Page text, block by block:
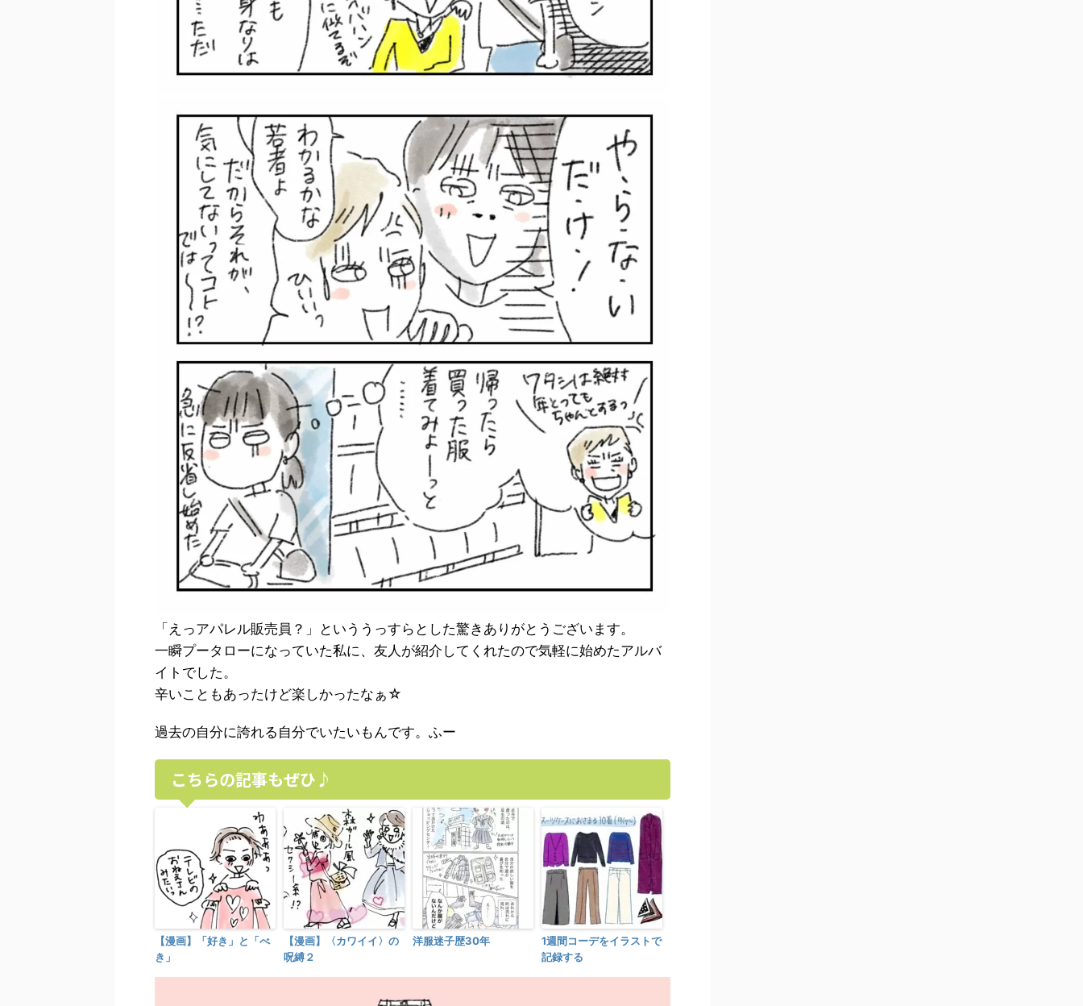
「えっアパレル販売員？」といううっすらとした驚きありがとうございます。
一瞬プータローになっていた私に、友人が紹介してくれたので気軽に始めたアルバ
イトでした。
辛いこともあったけど楽しかったなぁ☆
過去の自分に誇れる自分でいたいもんです。ふー
こちらの記事もぜひ♪
【漫画】「好き」と「べ
き」
【漫画】〈カワイイ〉の
呪縛２
洋服迷子歴30年
1週間コーデをイラストで
記録する